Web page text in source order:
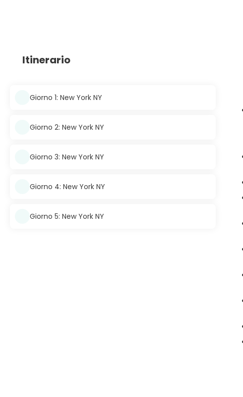
Itinerario
Giorno 1: New York NY
Giorno 2: New York NY
Giorno 3: New York NY
Giorno 4: New York NY
Giorno 5: New York NY